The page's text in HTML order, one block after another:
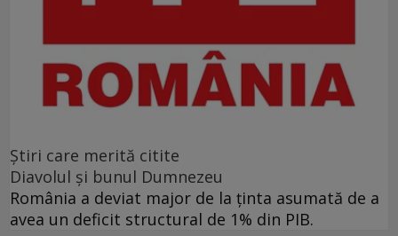
Ştiri care merită citite
Diavolul și bunul Dumnezeu
România a deviat major de la ținta asumată de a
avea un deficit structural de 1% din PIB.